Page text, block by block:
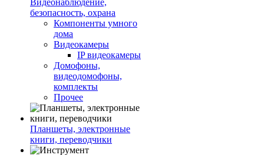
Видеонаблюдение,
безопасность, охрана
Компоненты умного
дома
Видеокамеры
IP видеокамеры
Домофоны,
видеодомофоны,
комплекты
Прочее
Планшеты, электронные
книги, переводчики